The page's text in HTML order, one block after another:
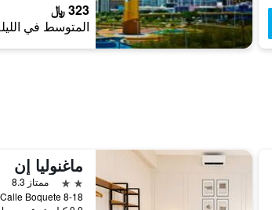
323 ﷼
المتوسط في
ماغنوليا إن
2 نجمتين
ممتاز 8.3
8-18 Calle 8 y Calle Boquete, بنما سيتي (بنما), بنما